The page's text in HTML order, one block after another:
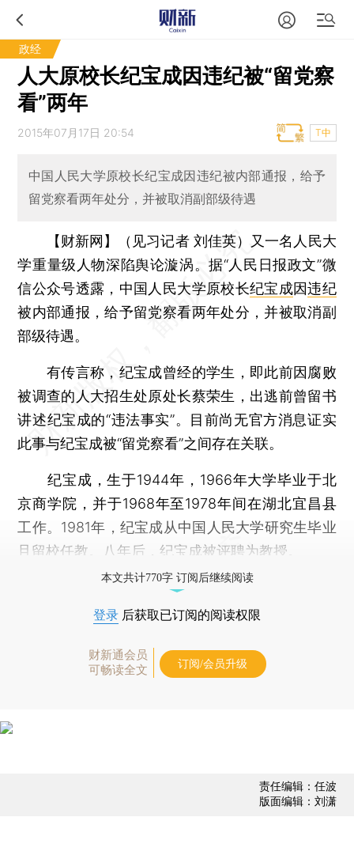
政经
人大原校长纪宝成因违纪被“留党察
看”两年
2015年07月17日 20:54 T中
中国人民大学原校长纪宝成因违纪被内部通报，给予
留党察看两年处分，并被取消副部级待遇
【财新网】（见习记者 刘佳英） 又一名人民大
学重量级人物深陷舆论漩涡。据“人民日报政文”微
信公众号透露，中国人民大学原校长纪宝成因违纪
被内部通报，给予留党察看两年处分，并被取消副
部级待遇。
有传言称，纪宝成曾经的学生，即此前因腐败
被调查的人大招生处原处长蔡荣生，出逃前曾留书
讲述纪宝成的“违法事实”。目前尚无官方消息证实
此事与纪宝成被“留党察看”之间存在关联。
纪宝成，生于1944年，1966年大学毕业于北
京商学院，并于1968年至1978年间在湖北宜昌县
工作。1981年，纪宝成从中国人民大学研究生毕业
且留校任教。八年后，纪宝成被评聘为教授。
本文共计770字 订阅后继续阅读
登录 后获取已订阅的阅读权限
财新通会员
可畅读全文
订阅/会员升级
责任编辑：任波
版面编辑：刘潇